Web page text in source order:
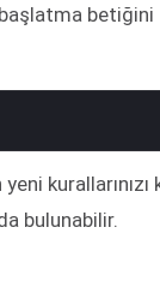
başlatma betiğini
bulunabilir.